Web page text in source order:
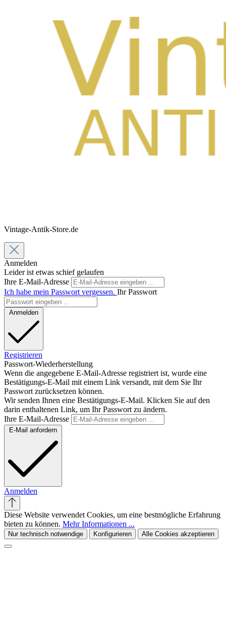
Vintage-Antik-Store.de
Anmelden
Leider ist etwas schief gelaufen
Ihre E-Mail-Adresse
Ich habe mein Passwort vergessen. Ihr Passwort
Anmelden
Registrieren
Passwort-Wiederherstellung
Wenn die angegebene E-Mail-Adresse registriert ist, wurde eine
Bestätigungs-E-Mail mit einem Link versandt, mit dem Sie Ihr
Passwort zurücksetzen können.
Wir senden Ihnen eine Bestätigungs-E-Mail. Klicken Sie auf den
darin enthaltenen Link, um Ihr Passwort zu ändern.
Ihre E-Mail-Adresse
E-Mail anfordern
Anmelden
Diese Website verwendet Cookies, um eine bestmögliche Erfahrung
bieten zu können. Mehr Informationen ...
Nur technisch notwendige Konfigurieren Alle Cookies akzeptieren